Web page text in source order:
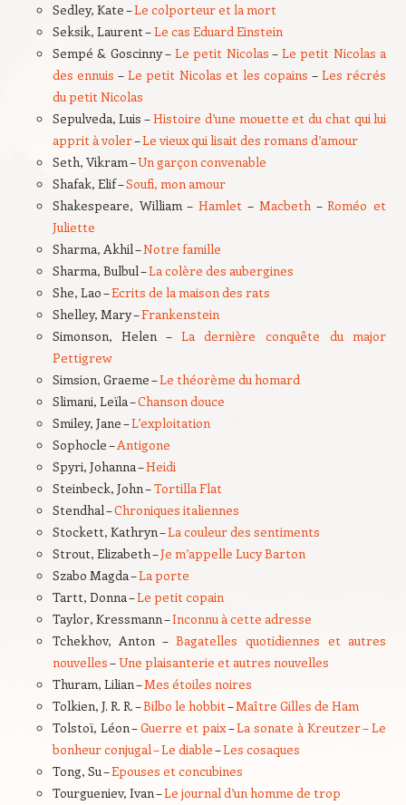
Sedley, Kate –Le colporteur et la mort
Seksik, Laurent –Le cas Eduard Einstein
Sempé & Goscinny – Le petit Nicolas – Le petit Nicolas a
des ennuis – Le petit Nicolas et les copains – Les récrés
du petit Nicolas
Sepulveda, Luis –Histoire d’une mouette et du chat qui lui
apprit à voler–Le vieux qui lisait des romans d’amour
Seth, Vikram –Un garçon convenable
Shafak, Elif –Soufi, mon amour
Shakespeare, William –Hamlet – Macbeth–Roméo et
Juliette
Sharma, Akhil –Notre famille
Sharma, Bulbul –La colère des aubergines
She, Lao –Ecrits de la maison des rats
Shelley, Mary –Frankenstein
Simonson, Helen – La dernière conquête du major
Pettigrew
Simsion, Graeme –Le théorème du homard
Slimani, Leïla –Chanson douce
Smiley, Jane –L’exploitation
Sophocle –Antigone
Spyri, Johanna –Heidi
Steinbeck, John –Tortilla Flat
Stendhal –Chroniques italiennes
Stockett, Kathryn –La couleur des sentiments
Strout, Elizabeth –Je m’appelle Lucy Barton
Szabo Magda –La porte
Tartt, Donna –Le petit copain
Taylor, Kressmann –Inconnu à cette adresse
Tchekhov, Anton – Bagatelles quotidiennes et autres
nouvelles–Une plaisanterie et autres nouvelles
Thuram, Lilian –Mes étoiles noires
Tolkien, J. R. R. –Bilbo le hobbit–Maître Gilles de Ham
Tolstoï, Léon –Guerre et paix–La sonate à Kreutzer – Le
bonheur conjugal – Le diable–Les cosaques
Tong, Su –Epouses et concubines
Tourgueniev, Ivan –Le journal d’un homme de trop